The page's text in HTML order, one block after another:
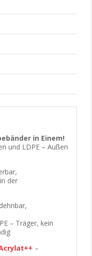
in Einem!
und LDPE – Außen
der
– Träger, kein
–